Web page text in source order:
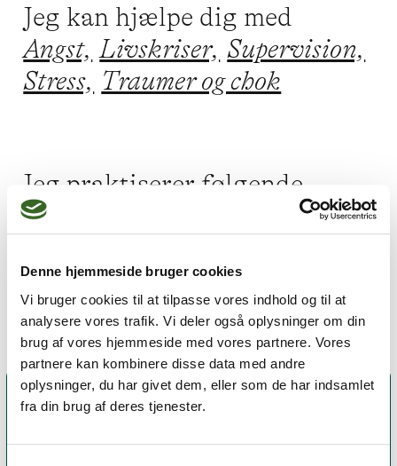
Denne hjemmeside bruger cookies
Vi bruger cookies til at tilpasse vores indhold og til at
analysere vores trafik. Vi deler også oplysninger om din
brug af vores hjemmeside med vores partnere. Vores
partnere kan kombinere disse data med andre
oplysninger, du har givet dem, eller som de har indsamlet
fra din brug af deres tjenester.
Jeg kan hjælpe dig med
Angst, Livskriser, Supervision,
Stress, Traumer og chok
Jeg praktiserer følgende
terapiformer
Systemisk terapi, Familieterapi